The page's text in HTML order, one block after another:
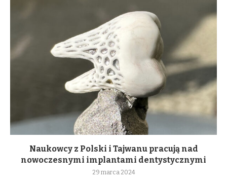
Naukowcy z Polski i Tajwanu pracują nad
nowoczesnymi implantami dentystycznymi
29 marca 2024